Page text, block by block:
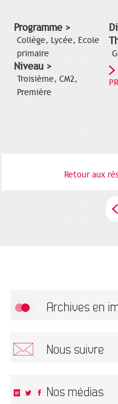
Programme >
Collège, Lycée, Ecole
primaire
Niveau >
Troisième, CM2,
Première
Retour aux
Archives en
Nous suivre
Nos médias